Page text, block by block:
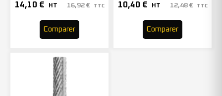
(x1)
14,10 € HT 16,92 € TTC
Comparer
(x1)
10,40 € HT 12,48 € TTC
Comparer